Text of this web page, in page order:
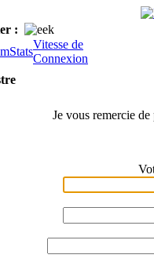
:
Stats
Vitesse de
Connexion
Je vous remercie